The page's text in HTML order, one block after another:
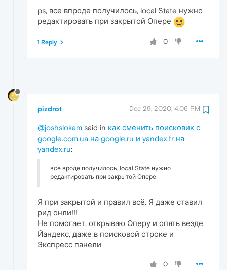
ps, все впроде получилось, local State нужно
редактировать при закрытой Опере
0
1 Reply
pizdrot Dec 29, 2020, 4:06 PM
@joshslokam said in как сменить поисковик с
google.com.ua на google.ru и yandex.fr на
yandex.ru:
все вроде получилось, local State нужно
редактировать при закрытой Опере
Я при закрытой и правил всё. Я даже ставил
рид онли!!!
Не помогает, открываю Оперу и опять везде
Йандекс, даже в поисковой строке и
Экспресс панели
0